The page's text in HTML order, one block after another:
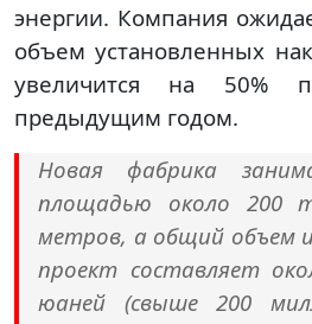
энергии. Компания
объем установленных
увеличится на 50%
предыдущим годом.
Новая фабрика
площадью около 200
метров, а общий объем
проект составляет
юаней (свыше 200